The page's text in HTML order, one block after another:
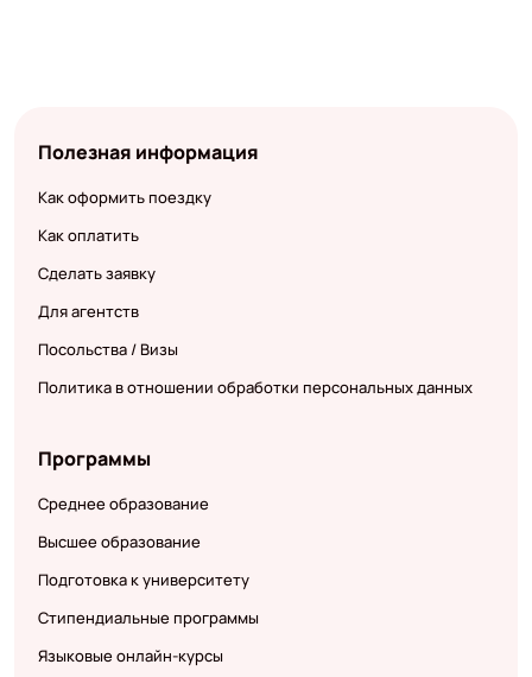
Полезная информация
Как оформить поездку
Как оплатить
Сделать заявку
Для агентств
Посольства / Визы
Политика в отношении обработки персональных данных
Программы
Среднее образование
Высшее образование
Подготовка к университету
Стипендиальные программы
Языковые онлайн-курсы